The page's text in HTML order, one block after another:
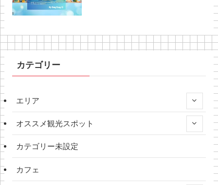
カテゴリー
エリア
オススメ観光スポット
カテゴリー未設定
カフェ